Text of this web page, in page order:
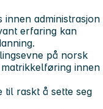
administrasjon
erfaring kan
på norsk
innen
til raskt å sette seg